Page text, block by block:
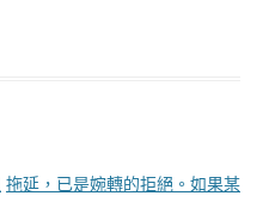
拖延，已是婉轉的拒絕。如果某